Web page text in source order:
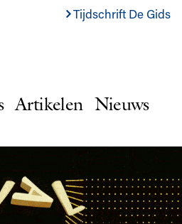
Tijdschrift De Gids
Artikelen Nieuws